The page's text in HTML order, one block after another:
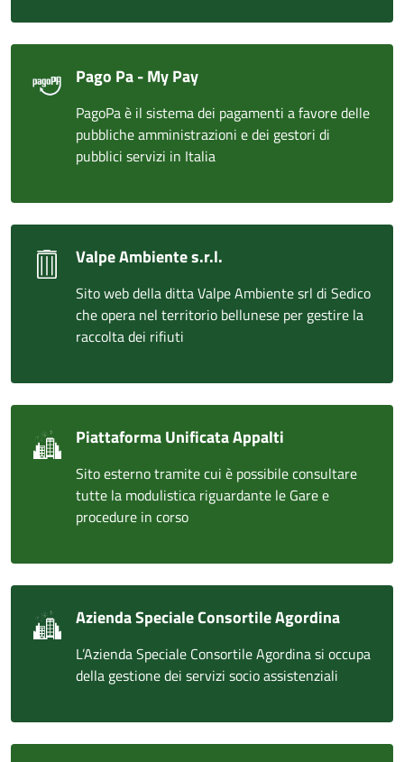
Pago Pa - My Pay
PagoPa è il sistema dei pagamenti a favore delle
pubbliche amministrazioni e dei gestori di
pubblici servizi in Italia
Valpe Ambiente s.r.l.
Sito web della ditta Valpe Ambiente srl di Sedico
che opera nel territorio bellunese per gestire la
raccolta dei rifiuti
Piattaforma Unificata Appalti
Sito esterno tramite cui è possibile consultare
tutte la modulistica riguardante le Gare e
procedure in corso
Azienda Speciale Consortile Agordina
L’Azienda Speciale Consortile Agordina si occupa
della gestione dei servizi socio assistenziali